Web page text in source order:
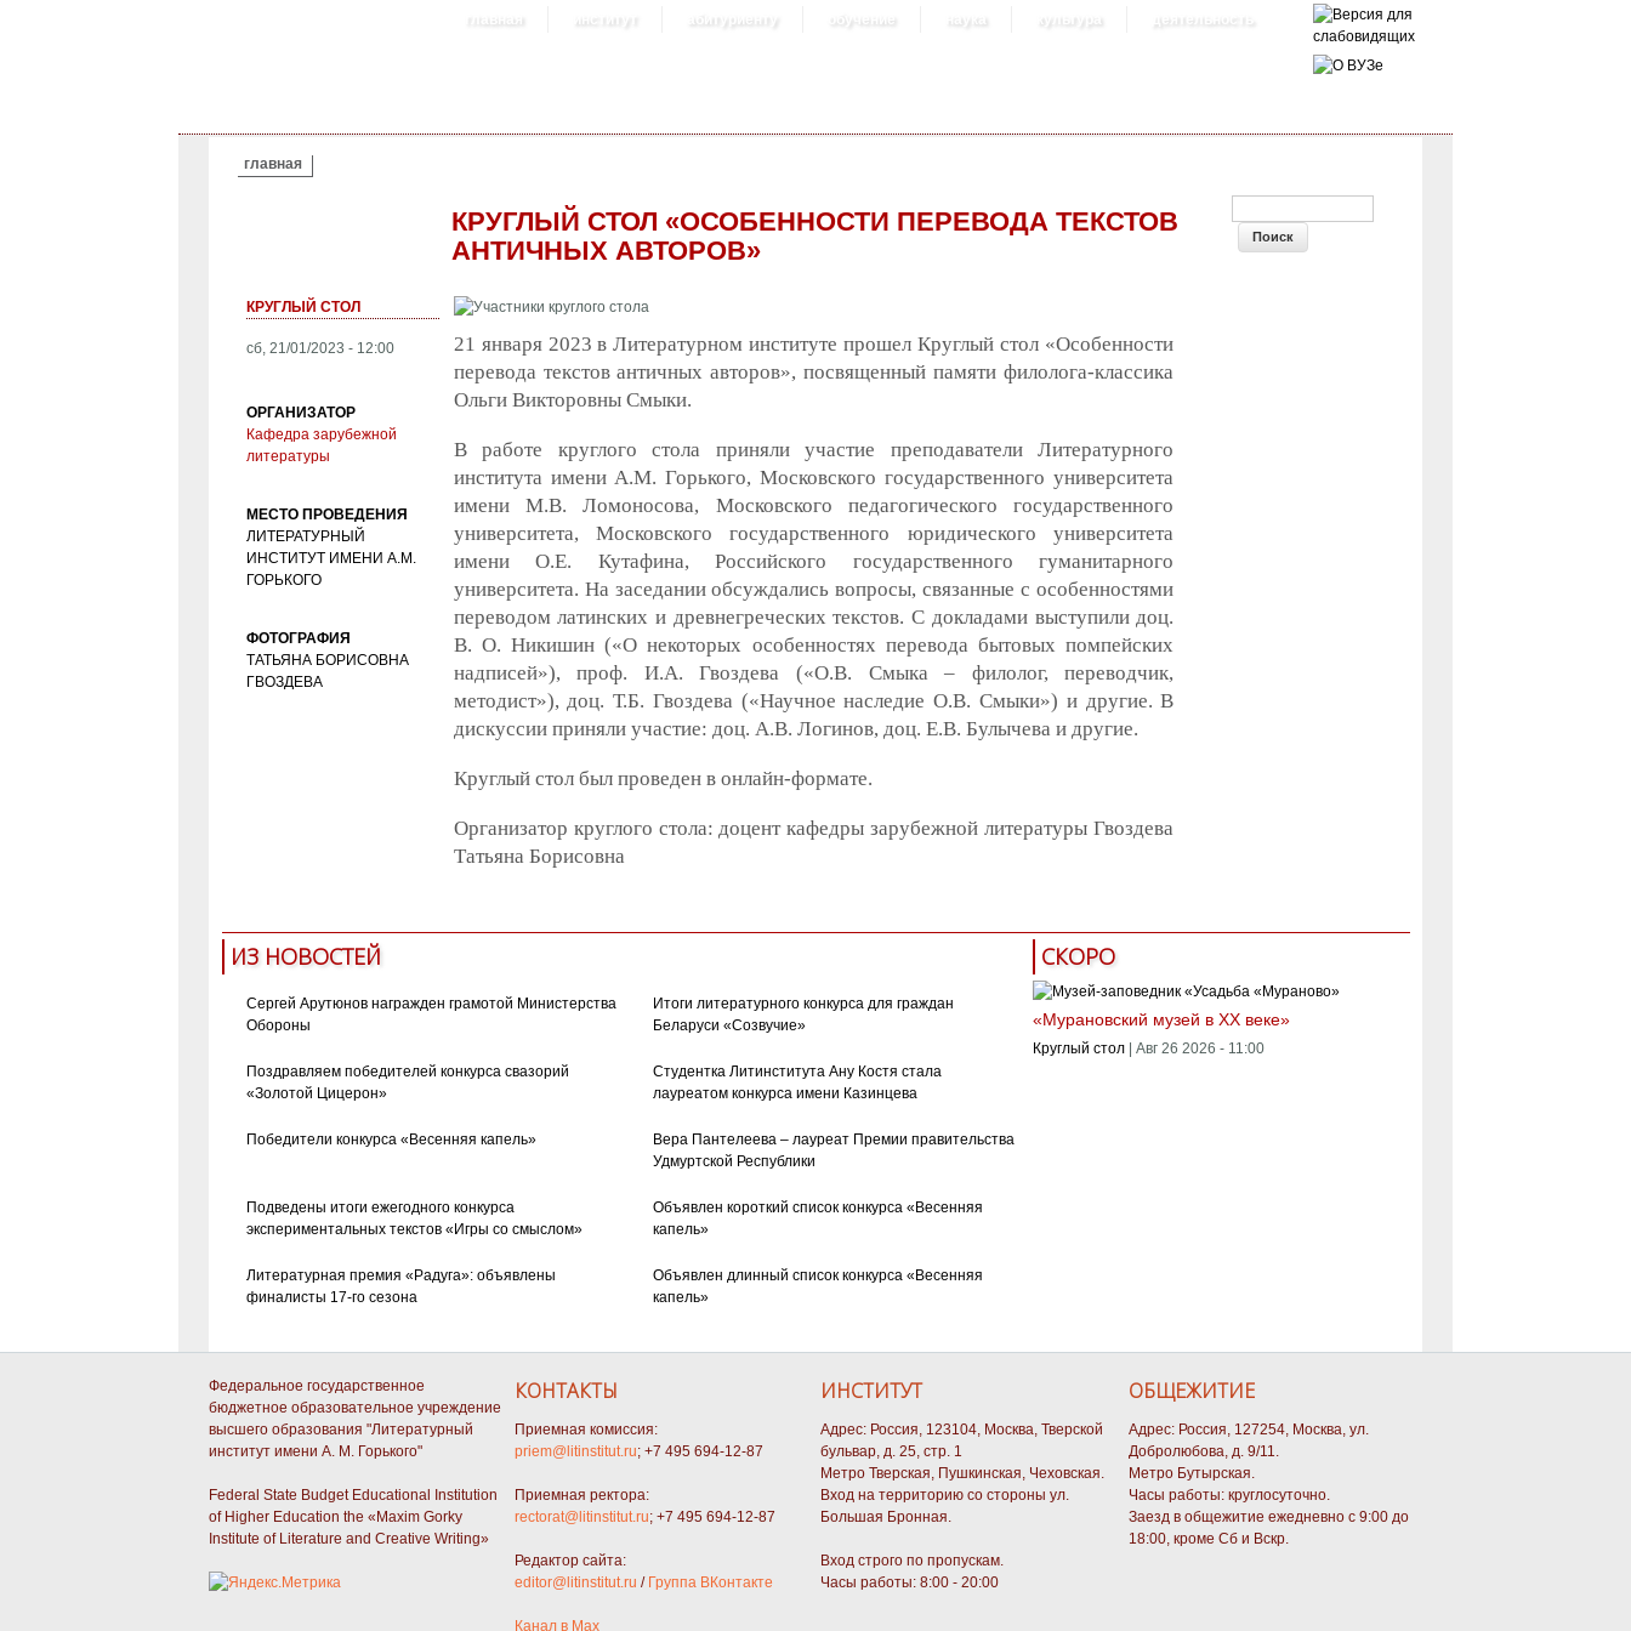
главная институт абитуриенту обучение наука культура деятельность
ВЫ ЗДЕСЬ
главная
КРУГЛЫЙ СТОЛ «ОСОБЕННОСТИ ПЕРЕВОДА ТЕКСТОВ
АНТИЧНЫХ АВТОРОВ»
КРУГЛЫЙ СТОЛ
сб, 21/01/2023 - 12:00
ОРГАНИЗАТОР
Кафедра зарубежной
литературы
МЕСТО ПРОВЕДЕНИЯ
ЛИТЕРАТУРНЫЙ
ИНСТИТУТ ИМЕНИ А.М.
ГОРЬКОГО
ФОТОГРАФИЯ
ТАТЬЯНА БОРИСОВНА
ГВОЗДЕВА
21 января 2023 в Литературном институте прошел Круглый стол «Особенности
перевода текстов античных авторов», посвященный памяти филолога-классика
Ольги Викторовны Смыки.
В работе круглого стола приняли участие преподаватели Литературного
института имени А.М. Горького, Московского государственного университета
имени М.В. Ломоносова, Московского педагогического государственного
университета, Московского государственного юридического университета
имени О.Е. Кутафина, Российского государственного гуманитарного
университета. На заседании обсуждались вопросы, связанные с особенностями
переводом латинских и древнегреческих текстов. С докладами выступили доц.
В. О. Никишин («О некоторых особенностях перевода бытовых помпейских
надписей»), проф. И.А. Гвоздева («О.В. Смыка – филолог, переводчик,
методист»), доц. Т.Б. Гвоздева («Научное наследие О.В. Смыки») и другие. В
дискуссии приняли участие: доц. А.В. Логинов, доц. Е.В. Булычева и другие.
Круглый стол был проведен в онлайн-формате.
Организатор круглого стола: доцент кафедры зарубежной литературы Гвоздева
Татьяна Борисовна
ФОРМА ПОИСКА
ИЗ НОВОСТЕЙ
Сергей Арутюнов награжден грамотой Министерства
Обороны
Итоги литературного конкурса для граждан
Беларуси «Созвучие»
Поздравляем победителей конкурса свазорий
«Золотой Цицерон»
Студентка Литинститута Ану Костя стала
лауреатом конкурса имени Казинцева
Победители конкурса «Весенняя капель»
Вера Пантелеева – лауреат Премии правительства
Удмуртской Республики
Подведены итоги ежегодного конкурса
экспериментальных текстов «Игры со смыслом»
Объявлен короткий список конкурса «Весенняя
капель»
Литературная премия «Радуга»: объявлены
финалисты 17-го сезона
Объявлен длинный список конкурса «Весенняя
капель»
СКОРО
«Мурановский музей в XX веке»
Круглый стол Авг 26 2026 - 11:00
Федеральное государственное
бюджетное образовательное учреждение
высшего образования "Литературный
институт имени А. М. Горького"
Federal State Budget Educational Institution
of Higher Education the «Maxim Gorky
Institute of Literature and Creative Writing»
КОНТАКТЫ
Приемная комиссия:
priem@litinstitut.ru; +7 495 694-12-87
Приемная ректора:
rectorat@litinstitut.ru; +7 495 694-12-87
Редактор сайта:
editor@litinstitut.ru / Группа ВКонтакте
Канал в Max
ИНСТИТУТ
Адрес: Россия, 123104, Москва, Тверской
бульвар, д. 25, стр. 1
Метро Тверская, Пушкинская, Чеховская.
Вход на территорию со стороны ул.
Большая Бронная.
Вход строго по пропускам.
Часы работы: 8:00 - 20:00
ОБЩЕЖИТИЕ
Адрес: Россия, 127254, Москва, ул.
Добролюбова, д. 9/11.
Метро Бутырская.
Часы работы: круглосуточно.
Заезд в общежитие ежедневно с 9:00 до
18:00, кроме Сб и Вскр.